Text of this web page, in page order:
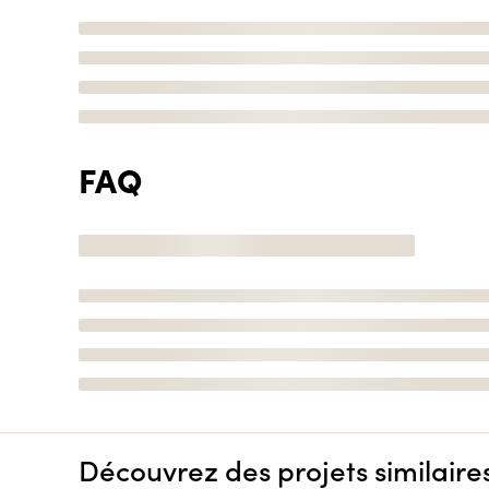
FAQ
Découvrez des projets